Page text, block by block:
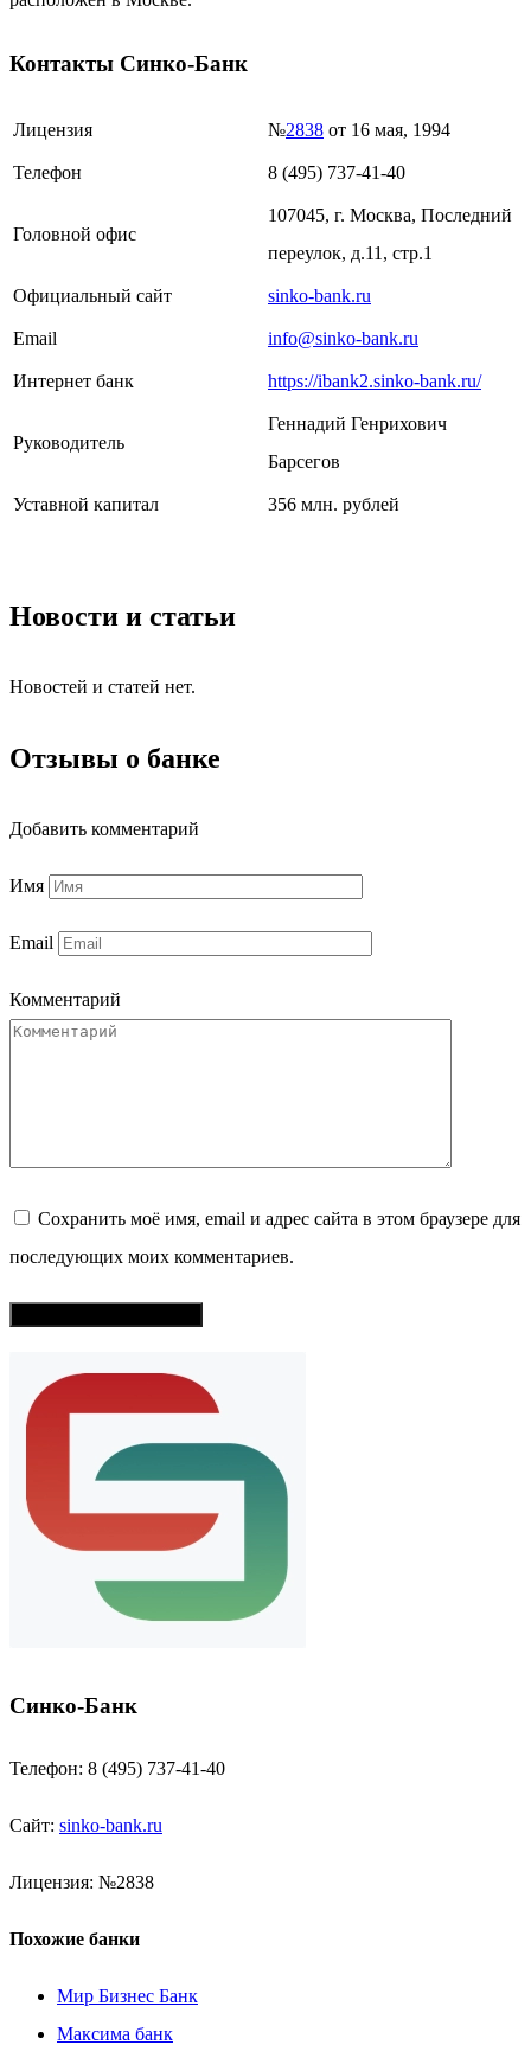
Контакты Синко-Банк
Лицензия №2838 от 16 мая, 1994
Телефон 8 (495) 737-41-40
Головной офис
107045, г. Москва, Последний
переулок, д.11, стр.1
Официальный сайт sinko-bank.ru
Email info@sinko-bank.ru
Интернет банк https://ibank2.sinko-bank.ru/
Руководитель
Геннадий Генрихович
Барсегов
Уставной капитал 356 млн. рублей
Новости и статьи
Новостей и статей нет.
Отзывы о банке
Добавить комментарий
Имя
Email
Комментарий
Сохранить моё имя, email и адрес сайта в этом браузере для
последующих моих комментариев.
Синко-Банк
Телефон: 8 (495) 737-41-40
Сайт: sinko-bank.ru
Лицензия: №2838
Похожие банки
Мир Бизнес Банк
Максима банк